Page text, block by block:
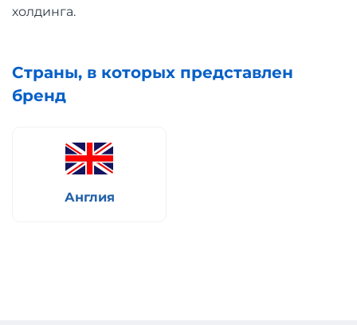
холдинга.
Страны, в которых представлен
бренд
Англия